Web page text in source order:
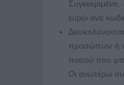
ευρώ ανά
προσώπων ή
ποσού που
Οι ανωτέρω